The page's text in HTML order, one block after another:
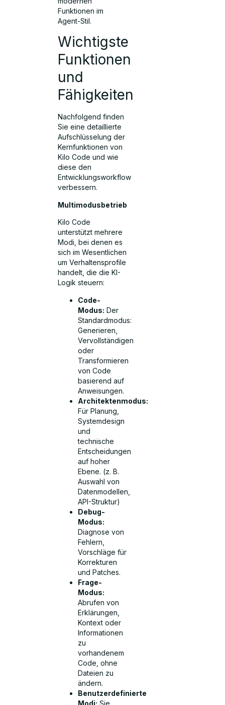
Funktionen im
Agent-Stil.
Wichtigste
Funktionen
und
Fähigkeiten
Nachfolgend finden
Sie eine detaillierte
Aufschlüsselung der
Kernfunktionen von
Kilo Code und wie
diese den
Entwicklungsworkflow
verbessern.
Multimodusbetrieb
Kilo Code
unterstützt mehrere
Modi, bei denen es
sich im Wesentlichen
um Verhaltensprofile
handelt, die die KI-
Logik steuern:
Code-
Modus: Der
Standardmodus:
Generieren,
Vervollständigen
oder
Transformieren
von Code
basierend auf
Anweisungen.
Architektenmodus:
Für Planung,
Systemdesign
und
technische
Entscheidungen
auf hoher
Ebene. (z. B.
Auswahl von
Datenmodellen,
API-Struktur)
Debug-
Modus:
Diagnose von
Fehlern,
Vorschläge für
Korrekturen
und Patches.
Frage-
Modus:
Abrufen von
Erklärungen,
Kontext oder
Informationen
zu
vorhandenem
Code, ohne
Dateien zu
ändern.
Benutzerdefinierte
Modi: Sie